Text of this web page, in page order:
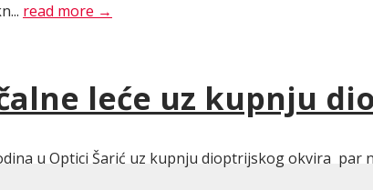
read more →
leće uz kupnju
u Optici Šarić uz kupnju dioptrijskog okvira